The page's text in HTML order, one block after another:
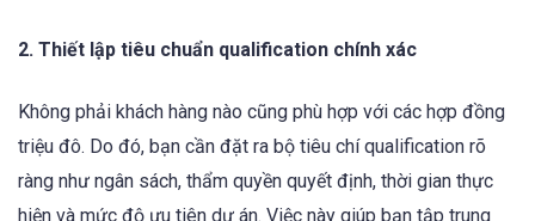
2. Thiết lập tiêu chuẩn qualification chính xác
Không phải khách hàng nào cũng phù hợp với các hợp đồng
triệu đô. Do đó, bạn cần đặt ra bộ tiêu chí qualification rõ
ràng như ngân sách, thẩm quyền quyết định, thời gian thực
hiện và mức độ ưu tiên dự án. Việc này giúp bạn tập trung